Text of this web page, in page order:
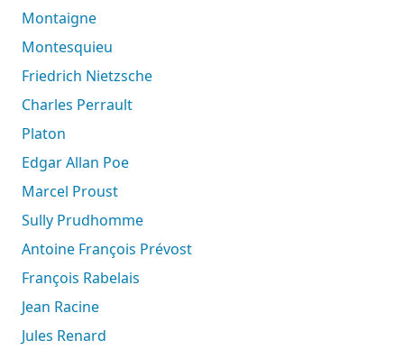
Montaigne
Montesquieu
Friedrich Nietzsche
Charles Perrault
Platon
Edgar Allan Poe
Marcel Proust
Sully Prudhomme
Antoine François Prévost
François Rabelais
Jean Racine
Jules Renard